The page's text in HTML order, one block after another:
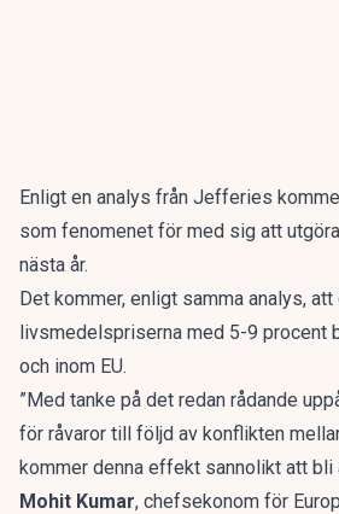
Enligt en analys från Jefferies
som fenomenet för med sig att
nästa år.
Det kommer, enligt samma analys, att
livsmedelspriserna med 5-9 procent
och inom EU.
”Med tanke på det redan rådande
för råvaror till följd av konflikten
kommer denna effekt sannolikt att bli
Mohit Kumar, chefsekonom för